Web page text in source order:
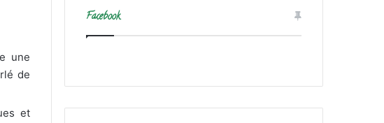
une
de
et
Facebook